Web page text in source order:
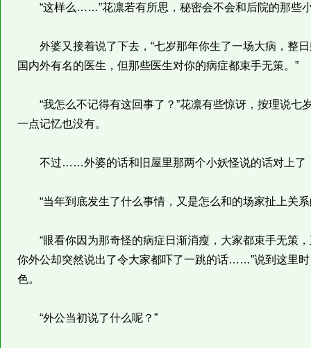
“这样么……”花凛若有所思，秘密会不会和后院的那些
外婆又接着说了下去，“七岁那年你生了一场大病，整日
国内外有名的医生，但那些医生对你的病症都束手无策。”
“我怎么不记得有这回事了？”花凛有些惊讶，按理说七
一点记忆也没有。
不过……外婆的话和旧屋里那两个小妖怪说的话对上了
“当年到底发生了什么事情，又是怎么和的场家扯上关系
“眼看你因为那奇怪的病症日渐消瘦，大家都束手无策，
你外公却突然说出了令大家都吓了一跳的话……”说到这里
色。
“外公当初说了什么呢？”